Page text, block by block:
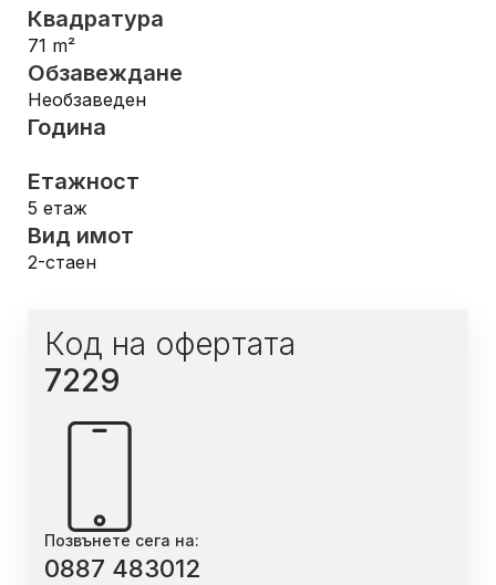
Квадратура
71 m²
Обзавеждане
Необзаведен
Година
Етажност
5 етаж
Вид имот
2-стаен
Код на офертата
7229
Позвънете сега на:
0887 483012